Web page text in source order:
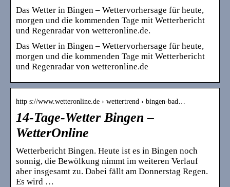
Das Wetter in Bingen – Wettervorhersage für heute,
morgen und die kommenden Tage mit Wetterbericht
und Regenradar von wetteronline.de.
Das Wetter in Bingen – Wettervorhersage für heute,
morgen und die kommenden Tage mit Wetterbericht
und Regenradar von wetteronline.de
http s://www.wetteronline.de › wettertrend › bingen-bad…
14-Tage-Wetter Bingen –
WetterOnline
Wetterbericht Bingen. Heute ist es in Bingen noch
sonnig, die Bewölkung nimmt im weiteren Verlauf
aber insgesamt zu. Dabei fällt am Donnerstag Regen.
Es wird …